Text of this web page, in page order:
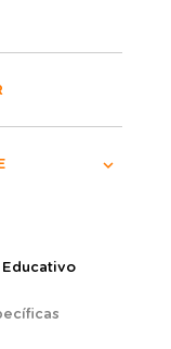
Educativo